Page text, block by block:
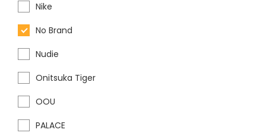
Nike
No Brand
Nudie
Onitsuka Tiger
OOU
PALACE